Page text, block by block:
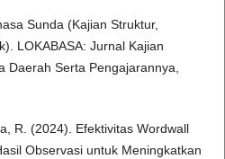
Sunda (Kajian Struktur,
LOKABASA: Jurnal Kajian
Daerah Serta Pengajarannya,
R. (2024). Efektivitas Wordwall
Observasi untuk Meningkatkan